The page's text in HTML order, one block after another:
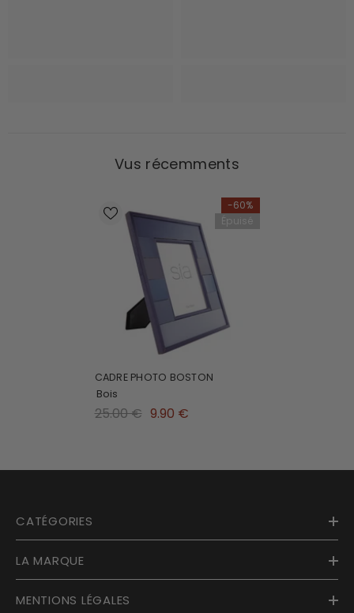
Vus récemments
-60%
Épuisé
CADRE PHOTO BOSTON
Bois
25.00 € 9.90 €
CATÉGORIES
LA MARQUE
MENTIONS LÉGALES